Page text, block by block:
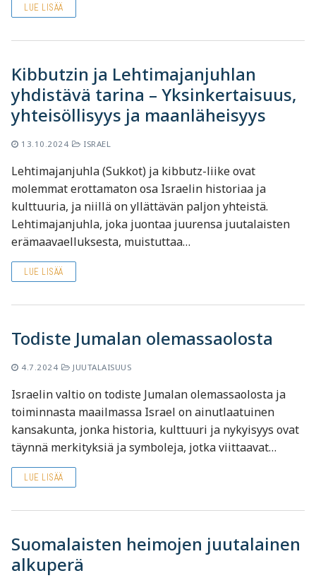
LUE LISÄÄ
Kibbutzin ja Lehtimajanjuhlan
yhdistävä tarina – Yksinkertaisuus,
yhteisöllisyys ja maanläheisyys
13.10.2024 ISRAEL
Lehtimajanjuhla (Sukkot) ja kibbutz-liike ovat
molemmat erottamaton osa Israelin historiaa ja
kulttuuria, ja niillä on yllättävän paljon yhteistä.
Lehtimajanjuhla, joka juontaa juurensa juutalaisten
erämaavaelluksesta, muistuttaa…
LUE LISÄÄ
Todiste Jumalan olemassaolosta
4.7.2024 JUUTALAISUUS
Israelin valtio on todiste Jumalan olemassaolosta ja
toiminnasta maailmassa Israel on ainutlaatuinen
kansakunta, jonka historia, kulttuuri ja nykyisyys ovat
täynnä merkityksiä ja symboleja, jotka viittaavat…
LUE LISÄÄ
Suomalaisten heimojen juutalainen
alkuperä